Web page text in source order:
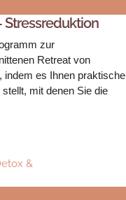
Stressreduktion
zur
Retreat von
indem es Ihnen praktische
mit denen Sie die